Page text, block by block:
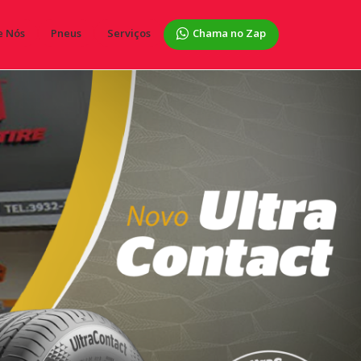
Nós Pneus Serviços Chama no Zap